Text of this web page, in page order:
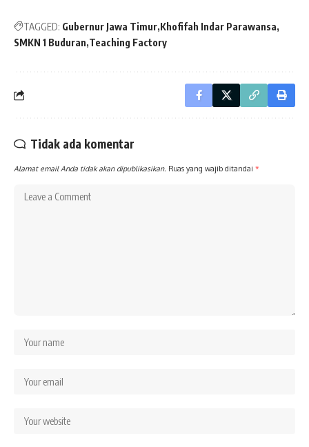
TAGGED: Gubernur Jawa Timur Khofifah Indar Parawansa
SMKN 1 Buduran Teaching Factory
Tidak ada komentar
Alamat email Anda tidak akan dipublikasikan. Ruas yang wajib ditandai *